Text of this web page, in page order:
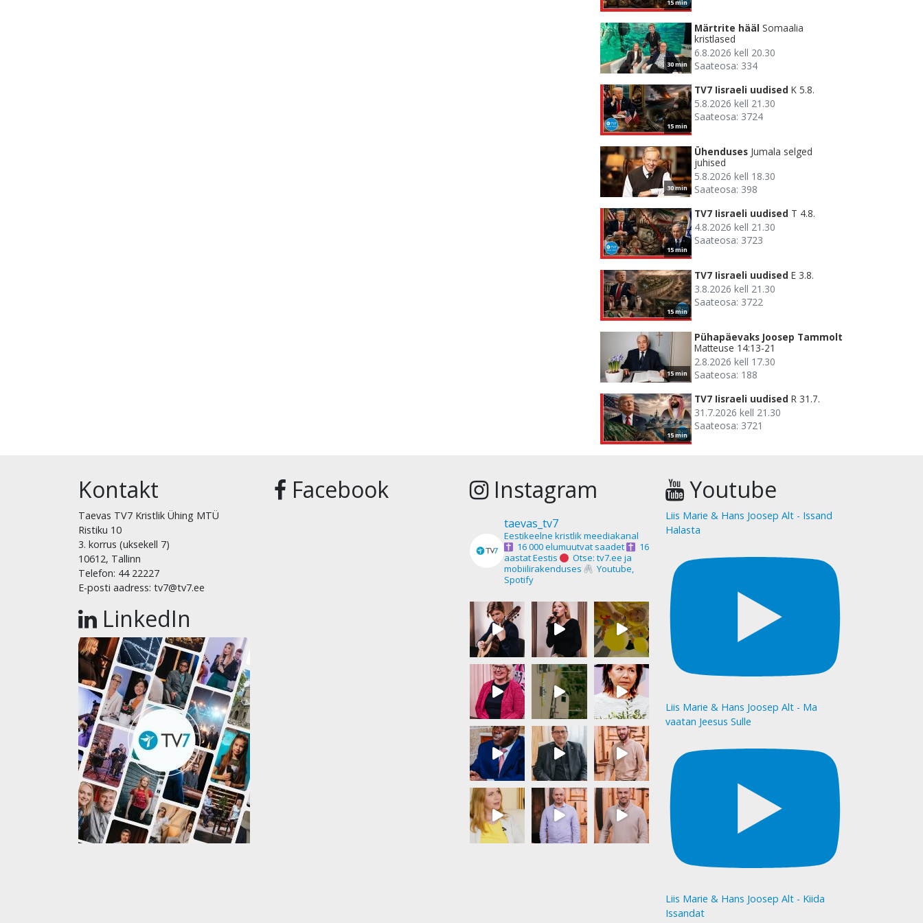
15 min
30 min
Märtrite hääl Somaalia
kristlased
6.8.2026 kell 20.30
Saateosa: 334
15 min
TV7 Iisraeli uudised K 5.8.
5.8.2026 kell 21.30
Saateosa: 3724
30 min
Ühenduses Jumala selged
juhised
5.8.2026 kell 18.30
Saateosa: 398
15 min
TV7 Iisraeli uudised T 4.8.
4.8.2026 kell 21.30
Saateosa: 3723
15 min
TV7 Iisraeli uudised E 3.8.
3.8.2026 kell 21.30
Saateosa: 3722
15 min
Pühapäevaks Joosep Tammolt
Matteuse 14:13-21
2.8.2026 kell 17.30
Saateosa: 188
15 min
TV7 Iisraeli uudised R 31.7.
31.7.2026 kell 21.30
Saateosa: 3721
Kontakt
Taevas TV7 Kristlik Ühing MTÜ
Ristiku 10
3. korrus (uksekell 7)
10612, Tallinn
Telefon: 44 22227
E-posti aadress: tv7@tv7.ee
LinkedIn
Facebook Instagram
taevas_tv7
Eestikeelne kristlik meediakanal
16 000 elumuutvat saadet
16
aastat Eestis
Otse: tv7.ee ja
mobiilirakenduses
Youtube,
Spotify
Youtube
Liis Marie & Hans Joosep Alt - Issand
Halasta
Liis Marie & Hans Joosep Alt - Ma
vaatan Jeesus Sulle
Liis Marie & Hans Joosep Alt - Kiida
Issandat